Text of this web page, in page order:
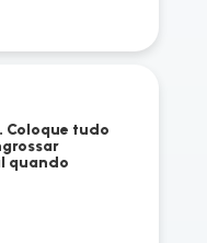
Coloque tudo
quando